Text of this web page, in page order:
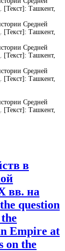
[Текст]: Ташкент,
Средней
[Текст]: Ташкент,
Средней
[Текст]: Ташкент,
Средней
[Текст]: Ташкент,
Средней
[Текст]: Ташкент,
в
вв. на
question
Empire at
on the